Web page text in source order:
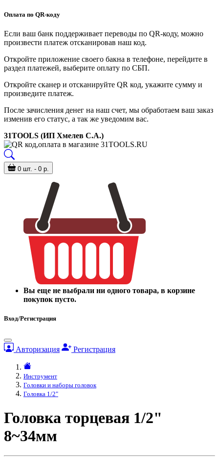
Оплата по QR-коду
Если ваш банк поддерживает переводы по QR-коду, можно
произвести платеж отсканировав наш код.
Откройте приложение своего бакна в телефоне, перейдите в
раздел платежей, выберите оплату по СБП.
Откройте сканер и отсканируйте QR код, укажите сумму и
произведите платеж.
После зачисления денег на наш счет, мы обработаем ваш заказ
изменив его статус, а так же уведомим вас.
31TOOLS (ИП Хмелев С.А.)
0 шт. - 0 р.
Вы еще не выбрали ни одного товара, в корзине
покупок пусто.
Вход/Регистрация
Авторизация Регистрация
Инструмент
Головки и наборы головок
Головка 1/2"
Головка торцевая 1/2"
8~34мм